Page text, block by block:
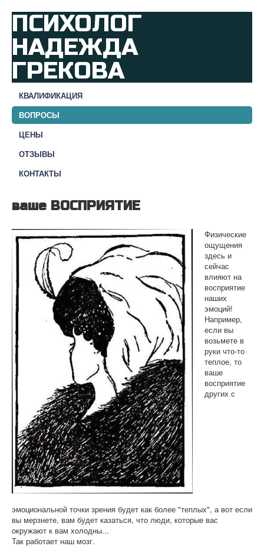
ПСИХОЛОГ
НАДЕЖДА
ГРЕКОВА
КВАЛИФИКАЦИЯ
ВОПРОСЫ
ЦЕНЫ
ОТЗЫВЫ
КОНТАКТЫ
ваше ВОСПРИЯТИЕ
Физические
ощущения
здесь и
сейчас
влияют на
восприятие
наших
эмоций!
Например,
если вы
возьмете в
руки что-то
теплое, то
ваше
восприятие
других с
эмоциональной точки зрения будет как более "теплых", а вот если
вы мерзнете, вам будет казаться, что люди, которые вас
окружают к вам холодны...
Так работает наш мозг.